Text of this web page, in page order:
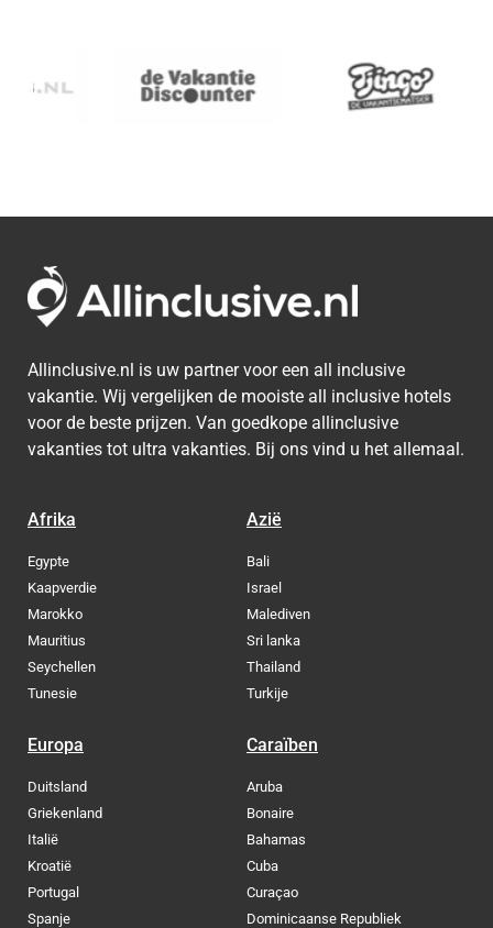
Allinclusive.nl is uw partner voor een all inclusive
vakantie. Wij vergelijken de mooiste all inclusive hotels
voor de beste prijzen. Van goedkope allinclusive
vakanties tot ultra vakanties. Bij ons vind u het allemaal.
Afrika
Egypte
Kaapverdie
Marokko
Mauritius
Seychellen
Tunesie
Azië
Bali
Israel
Malediven
Sri lanka
Thailand
Turkije
Europa
Duitsland
Griekenland
Italië
Kroatië
Portugal
Spanje
Caraïben
Aruba
Bonaire
Bahamas
Cuba
Curaçao
Dominicaanse Republiek